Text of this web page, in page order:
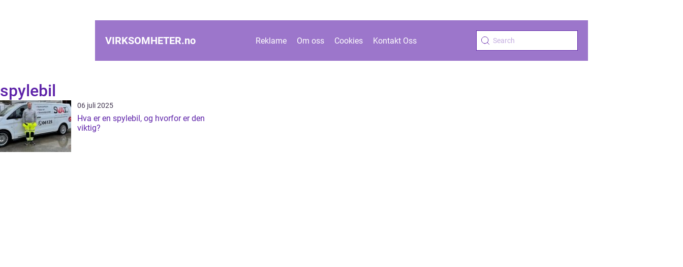
VIRKSOMHETER.no Reklame Om oss Cookies Kontakt Oss
spylebil
06 juli 2025
Hva er en spylebil, og hvorfor er den
viktig?